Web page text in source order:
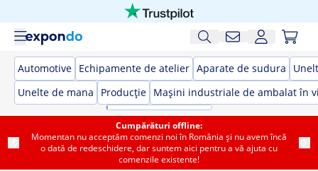
Automotive Echipamente de atelier Aparate de sudura
Unelte de mana
Producție Mașini industriale de ambalat în
Cumpărături offline:
Momentan nu acceptăm comenzi noi în România și nu avem încă
o dată de redeschidere, dar suntem aici pentru a vă ajuta cu
comenzile existente!